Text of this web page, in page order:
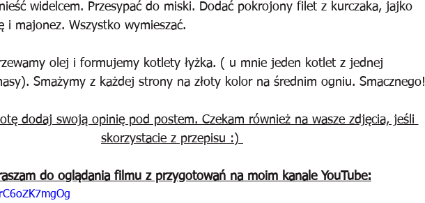
widelcem. Przesypać do miski. Dodać pokrojony filet z kurczaka, jajko
i majonez. Wszystko wymieszać.
olej i formujemy kotlety łyżka. ( u mnie jeden kotlet z jednej
Smażymy z każdej strony na złoty kolor na średnim ogniu. Smacznego!
dodaj swoją opinię pod postem. Czekam również na wasze zdjęcia, jeśli
skorzystacie z przepisu :)
do oglądania filmu z przygotowań na moim kanale YouTube: